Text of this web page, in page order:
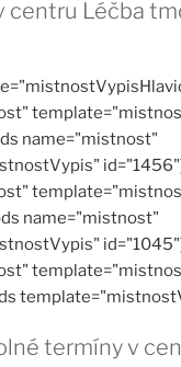
centru Léčba
name="mistnost"
name="mistnost"
termíny v